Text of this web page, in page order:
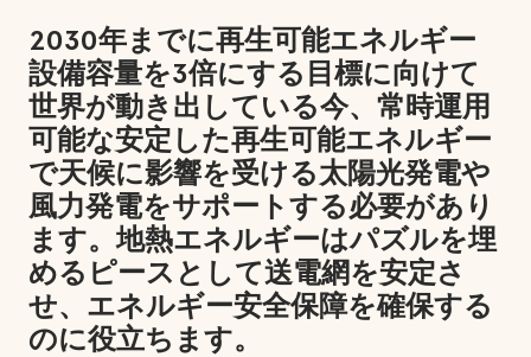
2030年までに再生可能エネルギー
設備容量を3倍にする目標に向けて
世界が動き出している今、常時運用
可能な安定した再生可能エネルギー
で天候に影響を受ける太陽光発電や
風力発電をサポートする必要があり
ます。地熱エネルギーはパズルを埋
めるピースとして送電網を安定さ
せ、エネルギー安全保障を確保する
のに役立ちます。